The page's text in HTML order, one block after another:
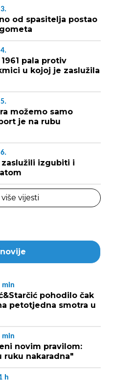
3.
od spasitelja postao
4.
1961 pala protiv
u kojoj je zaslužila
5.
možemo samo
je na rubu
6.
zaslužili izgubiti i
vijesti
min
pohodilo čak
petotjedna smotra u
min
novim pravilom:
ruku nakaradna"
h